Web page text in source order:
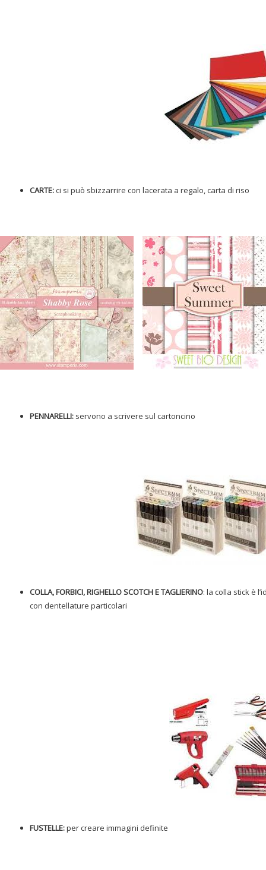
CARTE:ci si può sbizzarrire con lacerata a regalo, carta di riso
PENNARELLI: servono a scrivere sul cartoncino
COLLA, FORBICI, RIGHELLO SCOTCH E TAGLIERINO: la colla stick è
con dentellature particolari
FUSTELLE:per creare immagini definite